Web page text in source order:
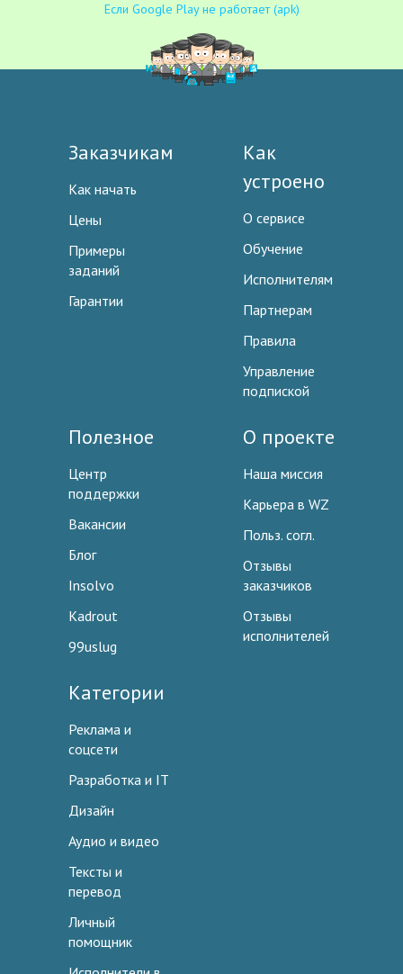
Если Google Play не работает (apk)
Заказчикам
Как начать
Цены
Примеры
заданий
Гарантии
Как
устроено
О сервисе
Обучение
Исполнителям
Партнерам
Правила
Управление
подпиской
Полезное
Центр
поддержки
Вакансии
Блог
Insolvo
Kadrout
99uslug
О проекте
Наша миссия
Карьера в WZ
Польз. согл.
Отзывы
заказчиков
Отзывы
исполнителей
Категории
Реклама и
соцсети
Разработка и IT
Дизайн
Аудио и видео
Тексты и
перевод
Личный
помощник